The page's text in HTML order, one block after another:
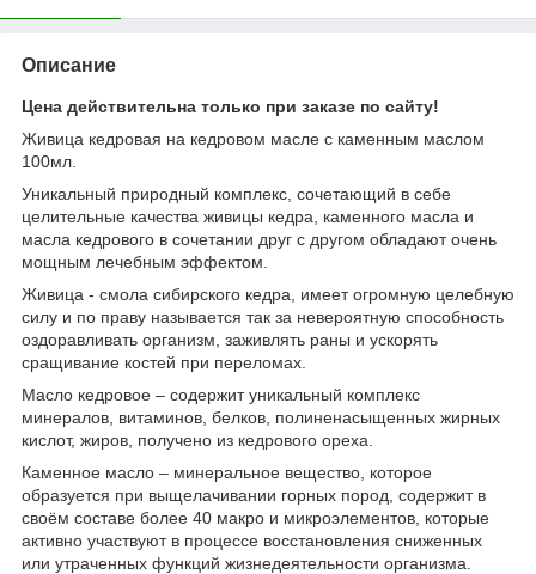
Описание
Цена действительна только при заказе по сайту!
Живица кедровая на кедровом масле с каменным маслом
100мл.
Уникальный природный комплекс, сочетающий в себе
целительные качества живицы кедра, каменного масла и
масла кедрового в сочетании друг с другом обладают очень
мощным лечебным эффектом.
Живица - смола сибирского кедра, имеет огромную целебную
силу и по праву называется так за невероятную способность
оздоравливать организм, заживлять раны и ускорять
сращивание костей при переломах.
Масло кедровое – содержит уникальный комплекс
минералов, витаминов, белков, полиненасыщенных жирных
кислот, жиров, получено из кедрового ореха.
Каменное масло – минеральное вещество, которое
образуется при выщелачивании горных пород, содержит в
своём составе более 40 макро и микроэлементов, которые
активно участвуют в процессе восстановления сниженных
или утраченных функций жизнедеятельности организма.